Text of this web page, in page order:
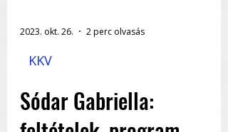
2023. okt. 26.
KKV